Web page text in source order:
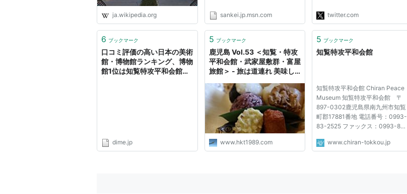
ja.wikipedia.org sankei.jp.msn.com
を目標とし、ついに…
https://t.co/21UNARms3c"
twitter.com
6 ブックマーク
口コミ評価の高い日本の美術
館・博物館ランキング、博物
館1位は知覧特攻平和会館、
dime.jp
5 ブックマーク
鹿児島 Vol.53 ＜知覧・特攻
平和会館・武家屋敷群・富屋
旅館＞ - 旅は道連れ 美味し
www.hkt1989.com
5 ブックマーク
知覧特攻平和会館
知覧特攻平和会館 Chiran Peace
Museum 知覧特攻平和会館 〒
897-0302鹿児島県南九州市知覧
町郡17881番地 電話番号：0993-
83-2525 ファックス：0993-83-
17881 Kori, Chiran-cho,
www.chiran-tokkou.jp